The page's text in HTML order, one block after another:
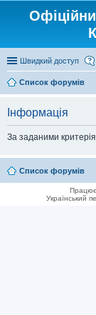
Швидкий доступ
Список форумів
Інформація
За заданими
Список форумів
Український